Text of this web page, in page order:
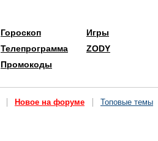
Гороскоп
Телепрограмма
Промокоды
Игры
ZODY
Новое на форуме Топовые темы